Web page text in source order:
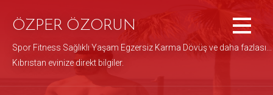
atlaÖZPER ÖZORUN
Spor Fitness Sağlıklı Yaşam Egzersiz Karma Dövüş ve daha fazlası...
Kıbrıstan evinize direkt bilgiler.